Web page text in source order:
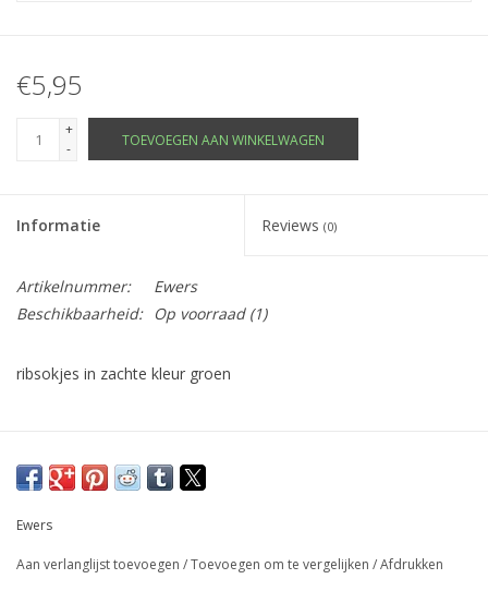
€5,95
+
-
TOEVOEGEN AAN WINKELWAGEN
Informatie Reviews (0)
Artikelnummer:
Ewers
Beschikbaarheid:
Op voorraad(1)
ribsokjes in zachte kleur groen
Ewers
Aan verlanglijst toevoegen /Toevoegen om te vergelijken /Afdrukken